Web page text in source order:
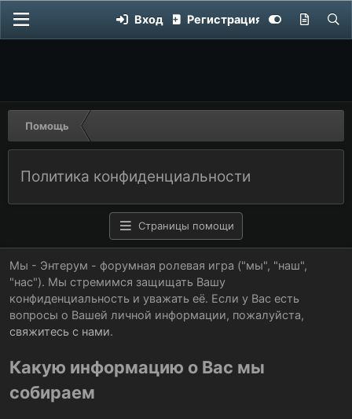
Вход Регистрация
Помощь
Политика конфиденциальности
Страницы помощи
Мы - Энтерум - форумная ролевая игра ("мы", "наш",
"нас"). Мы стремимся защищать Вашу
конфиденциальность и уважать её. Если у Вас есть
вопросы о Вашей личной информации, пожалуйста,
свяжитесь с нами.
Какую информацию о Вас мы
собираем